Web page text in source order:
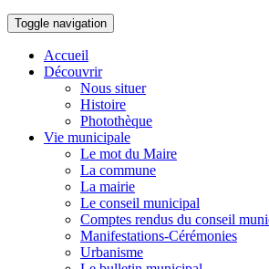
Toggle navigation
Accueil
Découvrir
Nous situer
Histoire
Photothèque
Vie municipale
Le mot du Maire
La commune
La mairie
Le conseil municipal
Comptes rendus du conseil
Manifestations-Cérémonies
Urbanisme